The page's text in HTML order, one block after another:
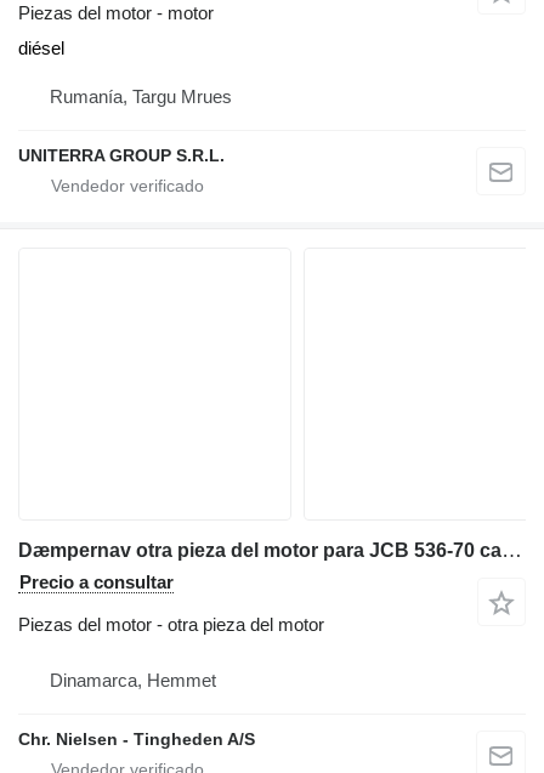
Piezas del motor - motor
diésel
Rumanía, Targu Mrues
UNITERRA GROUP S.R.L.
Dæmpernav otra pieza del motor para JCB 536-70 cargadora telescópica
Precio a consultar
Piezas del motor - otra pieza del motor
Dinamarca, Hemmet
Chr. Nielsen - Tingheden A/S